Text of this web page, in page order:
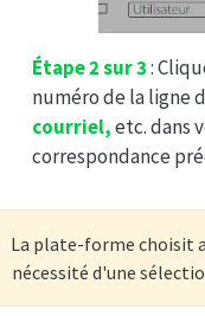
Étape 2 sur 3:
numéro de la ligne
courriel,etc. dans
correspondance
La plate-forme choisit
nécessité d'une